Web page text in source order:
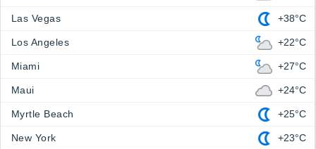
Las Vegas +38°C
Los Angeles +22°C
Miami +27°C
Maui +24°C
Myrtle Beach +25°C
New York +23°C